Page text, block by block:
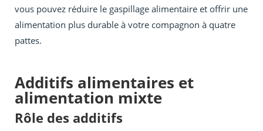
vous pouvez réduire le gaspillage alimentaire et offrir une
alimentation plus durable à votre compagnon à quatre
pattes.
Additifs alimentaires et
alimentation mixte
Rôle des additifs